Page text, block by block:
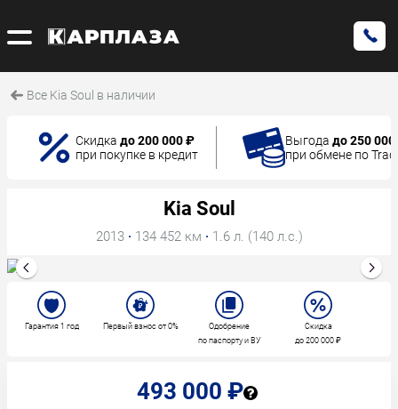
Все Kia Soul в наличии
Скидка до 200 000 ₽
при покупке в кредит
Выгода до 250
при обмене по
493 000 ₽
Гарантия 1 год Первый взнос от 0%
Одобрение
по паспорту и ВУ
Скидка
до 200 000 ₽
Kia Soul
2013 · 134 452 км · 1.6 л. (140 л.с.)